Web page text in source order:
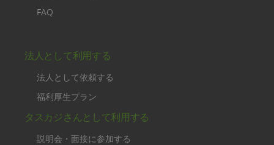
FAQ
法人として利用する
法人として依頼する
福利厚生プラン
タスカジさんとして利用する
説明会・面接に参加する